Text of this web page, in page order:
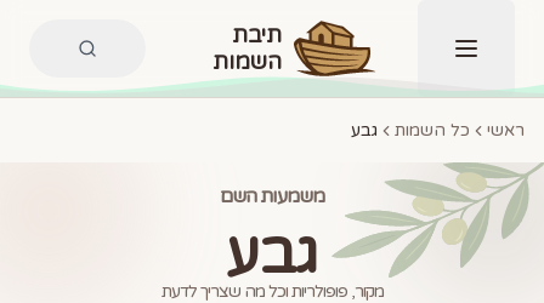
תפריט
תיבת
השמות
ראשי כל השמות גבע
משמעות השם
גבע
מקור, פופולריות וכל מה שצריך לדעת